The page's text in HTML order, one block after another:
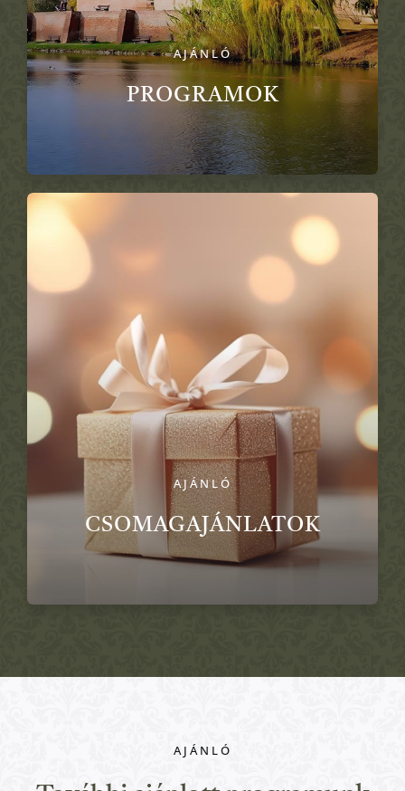
AJÁNLÓ
PROGRAMOK
AJÁNLÓ
CSOMAGAJÁNLATOK
AJÁNLÓ